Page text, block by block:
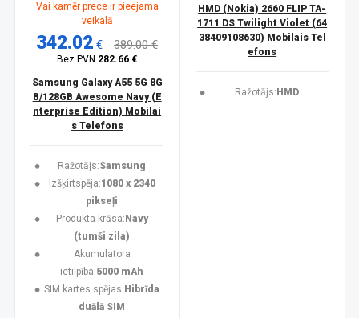
Vai kamēr prece ir pieejama
veikalā
342.02 € 389.00 €
Bez PVN 282.66 €
Samsung Galaxy A55 5G 8G
B/128GB Awesome Navy (E
nterprise Edition) Mobilai
s Telefons
Ražotājs:Samsung
Izšķirtspēja:1080 x 2340
pikseļi
Produkta krāsa: Navy
(tumši zila)
Akumulatora
ietilpība:5000 mAh
SIM kartes spējas: Hibrīda
duālā SIM
HMD (Nokia) 2660 FLIP TA-
1711 DS Twilight Violet (64
38409108630) Mobilais Tel
efons
Ražotājs: HMD